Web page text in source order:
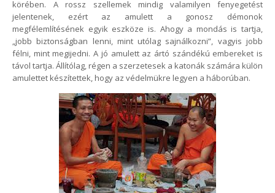
körében. A rossz szellemek mindig valamilyen fenyegetést
jelentenek, ezért az amulett a gonosz démonok
megfélemlítésének egyik eszköze is. Ahogy a mondás is tartja,
„jobb biztonságban lenni, mint utólag sajnálkozni”, vagyis jobb
félni, mint megijedni. A jó amulett az ártó szándékú embereket is
távol tartja. Állítólag, régen a szerzetesek a katonák számára külön
amulettet készítettek, hogy az védelmükre legyen a háborúban.